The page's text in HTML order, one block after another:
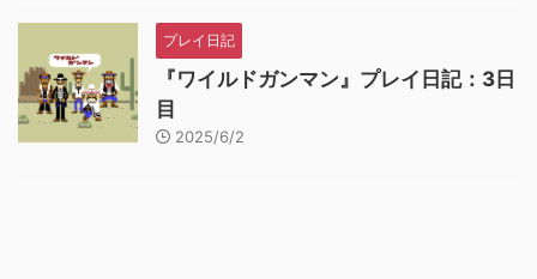
プレイ日記
『ワイルドガンマン』プレイ日記：3日
目
2025/6/2